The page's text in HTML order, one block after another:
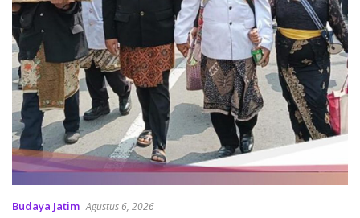
Budaya Jatim Agustus 6, 2026